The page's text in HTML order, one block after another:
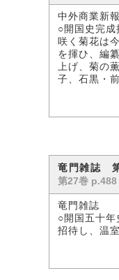
中外商業新
○開国史完
咲く菊花は
を揮ひ、編
上げ、菊の
子、石黒・
竜門雑誌
第27巻 p.488
竜門雑誌
○開国五十
招待し、温